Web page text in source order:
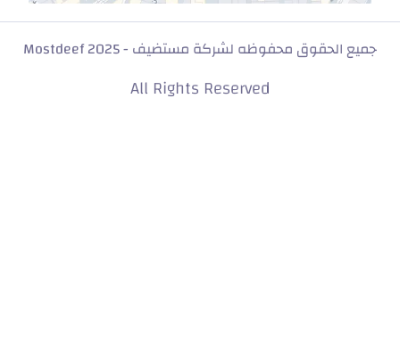
جميع الحقوق محفوظه لشركة مستضيف - Mostdeef 2025
All Rights Reserved